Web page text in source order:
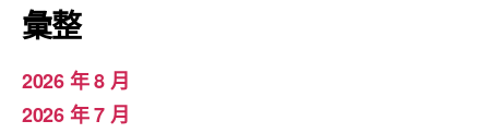
彙整
2026 年 8 月
2026 年 7 月